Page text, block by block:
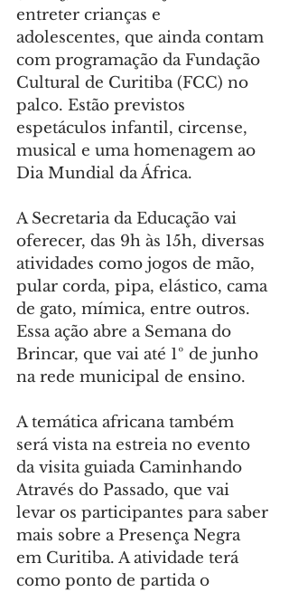
entreter crianças e
adolescentes, que ainda contam
com programação da Fundação
Cultural de Curitiba (FCC) no
palco. Estão previstos
espetáculos infantil, circense,
musical e uma homenagem ao
Dia Mundial da África.
A Secretaria da Educação vai
oferecer, das 9h às 15h, diversas
atividades como jogos de mão,
pular corda, pipa, elástico, cama
de gato, mímica, entre outros.
Essa ação abre a Semana do
Brincar, que vai até 1º de junho
na rede municipal de ensino.
A temática africana também
será vista na estreia no evento
da visita guiada Caminhando
Através do Passado, que vai
levar os participantes para saber
mais sobre a Presença Negra
em Curitiba. A atividade terá
como ponto de partida o